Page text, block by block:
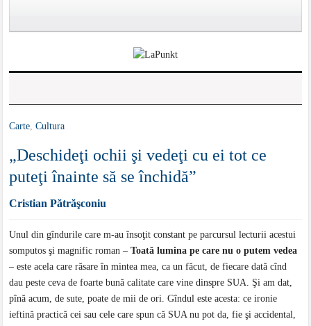
Carte,Cultura
„Deschideţi ochii şi vedeţi cu ei tot ce
puteţi înainte să se închidă”
Cristian Pătrăşconiu
Unul din gîndurile care m-au însoţit constant pe parcursul lecturii acestui
somputos şi magnific roman –Toată lumina pe care nu o putem vedea
– este acela care răsare în mintea mea, ca un făcut, de fiecare dată cînd
dau peste ceva de foarte bună calitate care vine dinspre SUA. Şi am dat,
pînă acum, de sute, poate de mii de ori. Gîndul este acesta: ce ironie
ieftină practică cei sau cele care spun că SUA nu pot da, fie şi accidental,